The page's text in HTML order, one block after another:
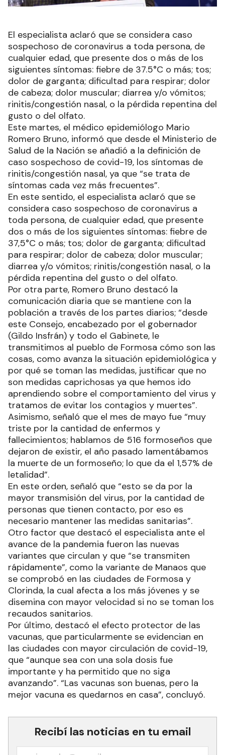
El especialista aclaró que se considera caso
sospechoso de coronavirus a toda persona, de
cualquier edad, que presente dos o más de los
siguientes síntomas: fiebre de 37.5°C o más; tos;
dolor de garganta; dificultad para respirar; dolor
de cabeza; dolor muscular; diarrea y/o vómitos;
rinitis/congestión nasal, o la pérdida repentina del
gusto o del olfato.
Este martes, el médico epidemiólogo Mario
Romero Bruno, informó que desde el Ministerio de
Salud de la Nación se añadió a la definición de
caso sospechoso de covid-19, los síntomas de
rinitis/congestión nasal, ya que “se trata de
síntomas cada vez más frecuentes”.
En este sentido, el especialista aclaró que se
considera caso sospechoso de coronavirus a
toda persona, de cualquier edad, que presente
dos o más de los siguientes síntomas: fiebre de
37,5°C o más; tos; dolor de garganta; dificultad
para respirar; dolor de cabeza; dolor muscular;
diarrea y/o vómitos; rinitis/congestión nasal, o la
pérdida repentina del gusto o del olfato.
Por otra parte, Romero Bruno destacó la
comunicación diaria que se mantiene con la
población a través de los partes diarios; “desde
este Consejo, encabezado por el gobernador
(Gildo Insfrán) y todo el Gabinete, le
transmitimos al pueblo de Formosa cómo son las
cosas, como avanza la situación epidemiológica y
por qué se toman las medidas, justificar que no
son medidas caprichosas ya que hemos ido
aprendiendo sobre el comportamiento del virus y
tratamos de evitar los contagios y muertes”.
Asimismo, señaló que el mes de mayo fue “muy
triste por la cantidad de enfermos y
fallecimientos; hablamos de 516 formoseños que
dejaron de existir, el año pasado lamentábamos
la muerte de un formoseño; lo que da el 1,57% de
letalidad”.
En este orden, señaló que “esto se da por la
mayor transmisión del virus, por la cantidad de
personas que tienen contacto, por eso es
necesario mantener las medidas sanitarias”.
Otro factor que destacó el especialista ante el
avance de la pandemia fueron las nuevas
variantes que circulan y que “se transmiten
rápidamente”, como la variante de Manaos que
se comprobó en las ciudades de Formosa y
Clorinda, la cual afecta a los más jóvenes y se
disemina con mayor velocidad si no se toman los
recaudos sanitarios.
Por último, destacó el efecto protector de las
vacunas, que particularmente se evidencian en
las ciudades con mayor circulación de covid-19,
que “aunque sea con una sola dosis fue
importante y ha permitido que no siga
avanzando”. “Las vacunas son buenas, pero la
mejor vacuna es quedarnos en casa”, concluyó.
Recibí las noticias en tu email